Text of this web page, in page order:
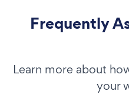
Frequently
Learn more about
your